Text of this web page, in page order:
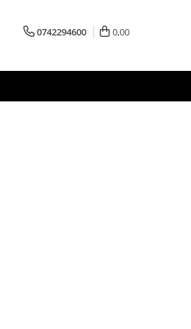
0742294600 0,00